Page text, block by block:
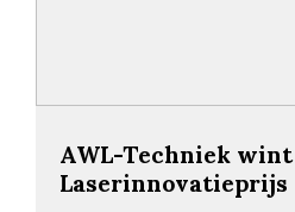
AWL-Techniek wint
Laserinnovatieprijs